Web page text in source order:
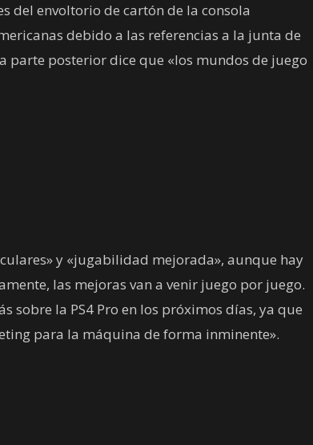
del envoltorio de cartón de la consola
debido a las referencias a la junta de
parte posterior dice que «los mundos de juego
y «jugabilidad mejorada», aunque hay
las mejoras van a venir juego por juego.
sobre la PS4 Pro en los próximos días, ya que
para la máquina de forma inminente».